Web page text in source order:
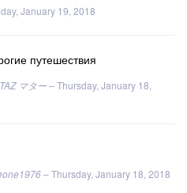
January 19, 2018
путешествия
マター–Thursday, January 18,
–Thursday, January 18, 2018